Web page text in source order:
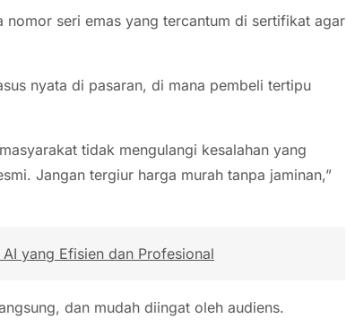
seri emas yang tercantum di sertifikat agar
nyata di pasaran, di mana pembeli tertipu
tidak mengulangi kesalahan yang
Jangan tergiur harga murah tanpa jaminan,”
yang Efisien dan Profesional
dan mudah diingat oleh audiens.